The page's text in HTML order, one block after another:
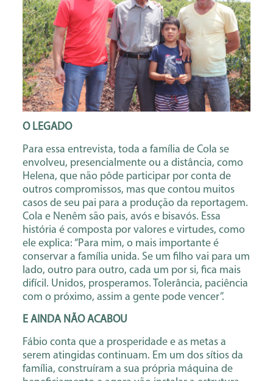
O LEGADO
Para essa entrevista, toda a família de Cola se
envolveu, presencialmente ou a distância, como
Helena, que não pôde participar por conta de
outros compromissos, mas que contou muitos
casos de seu pai para a produção da reportagem.
Cola e Nenêm são pais, avós e bisavós. Essa
história é composta por valores e virtudes, como
ele explica: “Para mim, o mais importante é
conservar a família unida. Se um filho vai para um
lado, outro para outro, cada um por si, fica mais
difícil. Unidos, prosperamos. Tolerância, paciência
com o próximo, assim a gente pode vencer”.
E AINDA NÃO ACABOU
Fábio conta que a prosperidade e as metas a
serem atingidas continuam. Em um dos sítios da
família, construíram a sua própria máquina de